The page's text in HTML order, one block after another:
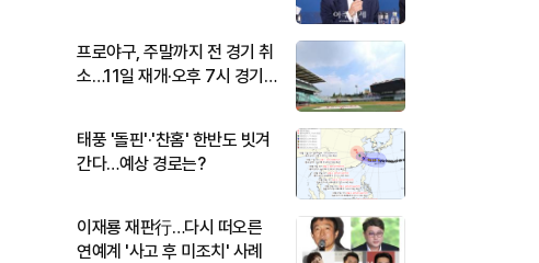
프로야구, 주말까지 전 경기 취
소…11일 재개·오후 7시 경기
태풍 '돌핀'·'찬홈' 한반도 빗겨
간다…예상 경로는?
이재룡 재판行…다시 떠오른
연예계 '사고 후 미조치' 사례